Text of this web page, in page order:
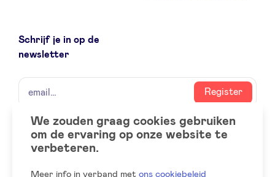
Schrijf je in op de
newsletter
naam
email
Register
Social
accounts
LinkedIn
We zouden graag cookies gebruiken
om de ervaring op onze website te
verbeteren.
Meer info in verband met ons cookiebeleid